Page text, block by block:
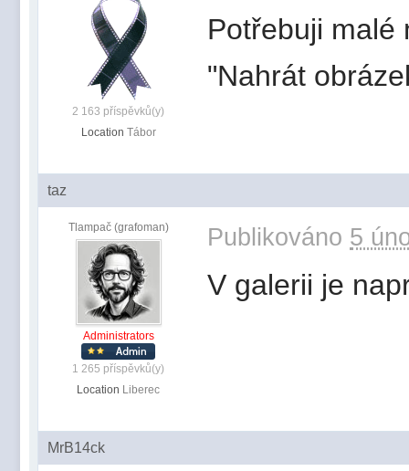
2 163 příspěvků(y)
Location Tábor
Potřebuji malé
"Nahrát
taz
Tlampač (grafoman)
Administrators
1 265 příspěvků(y)
Location Liberec
Publikováno 5
V galerii je
MrB14ck